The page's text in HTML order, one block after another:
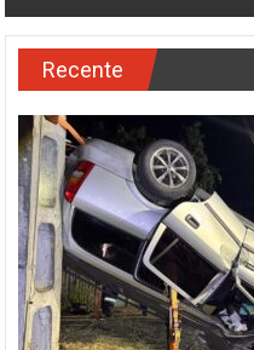
Recente